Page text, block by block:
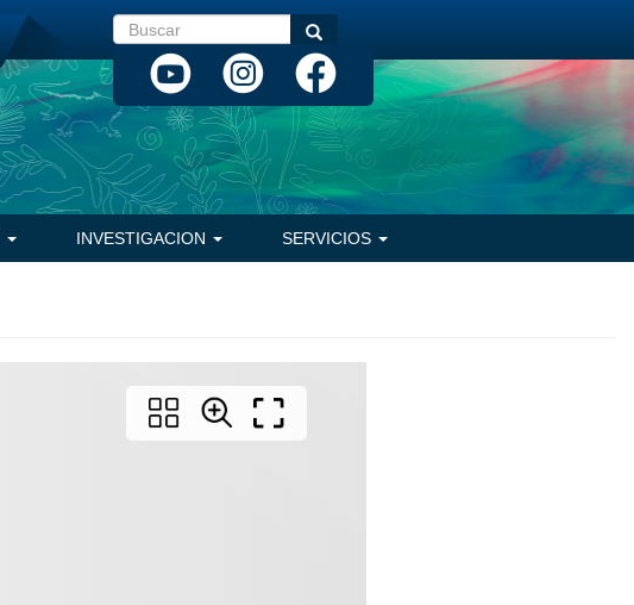
Buscar Buscar
INVESTIGACION SERVICIOS